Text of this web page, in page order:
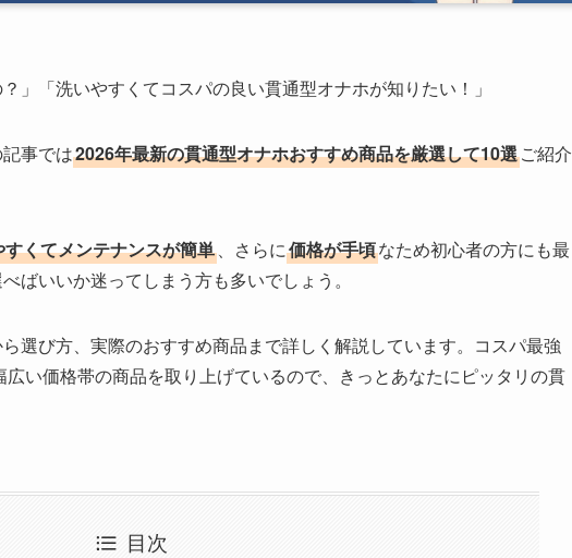
」「洗いやすくてコスパの良い貫通型オナホが知りたい！」
事では2026年最新の貫通型オナホおすすめ商品を厳選して10選ご紹介
すくてメンテナンスが簡単、さらに価格が手頃なため初心者の方にも最
ばいいか迷ってしまう方も多いでしょう。
選び方、実際のおすすめ商品まで詳しく解説しています。コスパ最強
い価格帯の商品を取り上げているので、きっとあなたにピッタリの貫
目次